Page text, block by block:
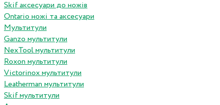
Skif аксесуари до ножів
Ontario ножі та аксесуари
Мультитули
Ganzo мультитули
NexTool мультитули
Roxon мультитули
Victorinox мультитули
Leatherman мультитули
Skif мультитули